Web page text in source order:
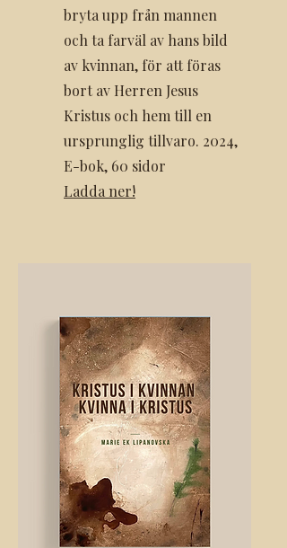
bryta upp från mannen
och ta farväl av hans bild
av kvinnan, för att föras
bort av Herren Jesus
Kristus och hem till en
ursprunglig tillvaro. 2024,
E-bok, 60 sidor
Ladda ner!